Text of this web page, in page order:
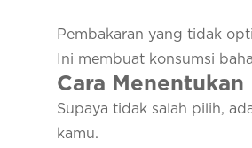
Pembakaran yang tidak
Ini membuat konsumsi
Cara
Supaya tidak salah pilih,
kamu.